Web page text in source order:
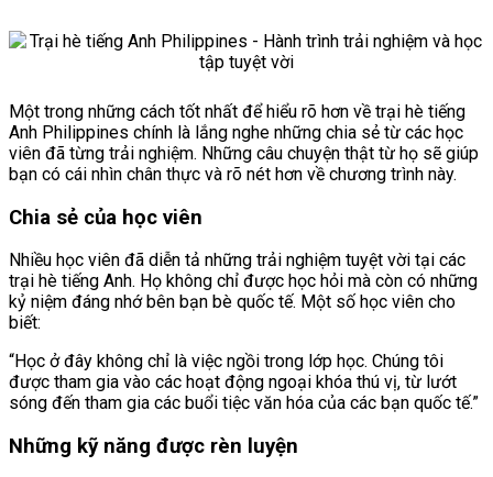
Một trong những cách tốt nhất để hiểu rõ hơn về trại hè tiếng
Anh Philippines chính là lắng nghe những chia sẻ từ các học
viên đã từng trải nghiệm. Những câu chuyện thật từ họ sẽ giúp
bạn có cái nhìn chân thực và rõ nét hơn về chương trình này.
Chia sẻ của học viên
Nhiều học viên đã diễn tả những trải nghiệm tuyệt vời tại các
trại hè tiếng Anh. Họ không chỉ được học hỏi mà còn có những
kỷ niệm đáng nhớ bên bạn bè quốc tế. Một số học viên cho
biết:
“Học ở đây không chỉ là việc ngồi trong lớp học. Chúng tôi
được tham gia vào các hoạt động ngoại khóa thú vị, từ lướt
sóng đến tham gia các buổi tiệc văn hóa của các bạn quốc tế.”
Những kỹ năng được rèn luyện